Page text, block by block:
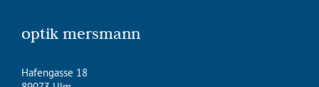
optik mersmann
Hafengasse 18